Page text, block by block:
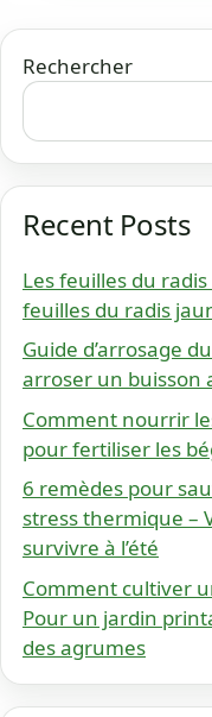
Rechercher
Recent Posts
Les feuilles du
feuilles du radis
Guide d’arrosage
arroser un buisson
Comment nourrir
pour fertiliser les
6 remèdes pour
stress thermique –
survivre à l’été
Comment cultiver
Pour un jardin
des agrumes